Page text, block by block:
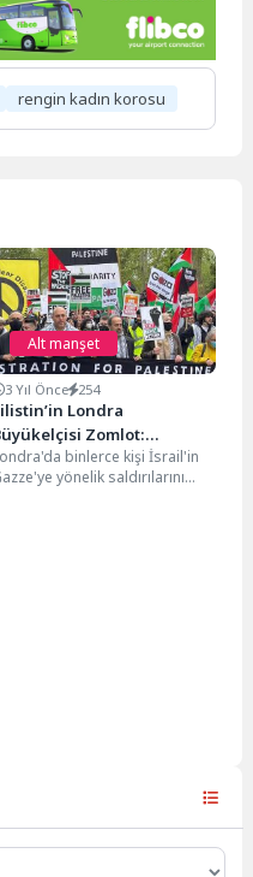
rengin kadın korosu
Alt manşet
3 Yıl Önce 254
Londra
Zomlot:
yaşananlar savaş
binlerce kişi İsrail'in
yönelik saldırılarını